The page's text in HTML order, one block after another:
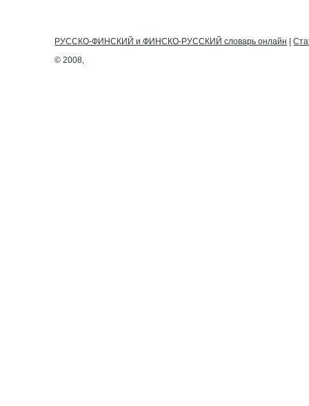
РУССКО-ФИНСКИЙ и ФИНСКО-РУССКИЙ словарь онлайн |
© 2008,